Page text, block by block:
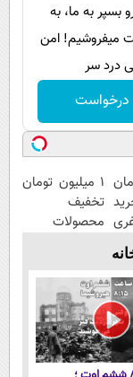
بسپر به ما، به
میفروشیم! امن
درد سر
درخواست
پک
۱ میلیون تومان
تخفیف
محصولات
شروع کاهش
وزن